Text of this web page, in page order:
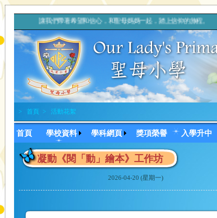
讓我們帶著希望和信心，和聖母媽媽一起，踏上信仰
> 首頁 > 活動花絮
首頁 學校資料 學科網頁 獎項榮譽 入學升中
凝動《閱「動」繪本》工作坊
2026-04-20 (星期一)